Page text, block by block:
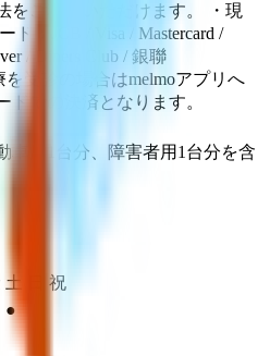
をご利用いただけます。 ・現
：JCB / Visa / Mastercard /
/ Diners Club / 銀聯
受診の場合はmelmoアプリへ
ドでの決済となります。
車用1台分、障害者用1台分を含
土
祝
●